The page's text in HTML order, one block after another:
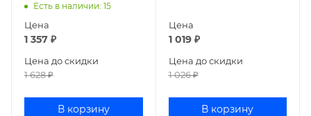
Есть в наличии: 15
Цена
1 357 ₽
Цена до скидки
1 628₽
В корзину
Цена
1 019₽
Цена до скидки
1 026₽
В корзину